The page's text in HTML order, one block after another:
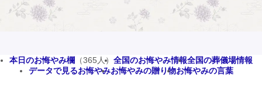
本日のお悔やみ欄 （365人） 全国のお悔やみ情報全国の葬儀場情報
データで見るお悔やみお悔やみの贈り物お悔やみの言葉